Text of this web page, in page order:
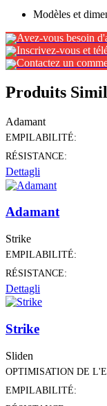
Modèles et
Avez-vous besoin
Inscrivez-vous et
Contactez un
Produits
Adamant
EMPILABILITÉ:
RÉSISTANCE:
Dettagli
Adamant
Strike
EMPILABILITÉ:
RÉSISTANCE:
Dettagli
Strike
Sliden
OPTIMISATION DE
EMPILABILITÉ: